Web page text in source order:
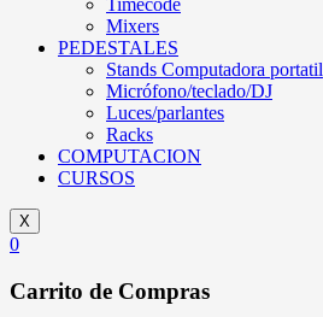
Timecode
Mixers
PEDESTALES
Stands Computadora portatil
Micrófono/teclado/DJ
Luces/parlantes
Racks
COMPUTACION
CURSOS
X
0
Carrito de Compras